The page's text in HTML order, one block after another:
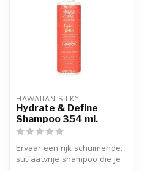
HAWAIIAN SILKY
Hydrate & Define
Shampoo 354 ml.
Ervaar een rijk schuimende,
sulfaatvrije shampoo die je